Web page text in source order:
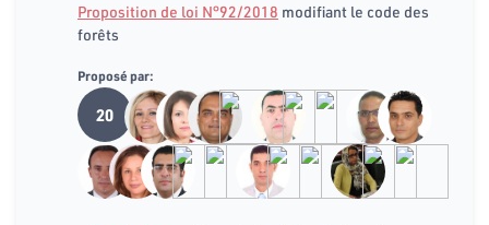
Proposition de loi N°92/2018 modifiant le code des
forêts
Proposé par:
20